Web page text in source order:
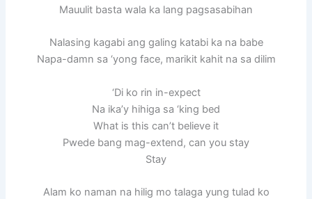
Mauulit basta wala ka lang pagsasabihan
Nalasing kagabi ang galing katabi ka na babe
Napa-damn sa ‘yong face, marikit kahit na sa dilim
‘Di ko rin in-expect
Na ika’y hihiga sa ‘king bed
What is this can’t believe it
Pwede bang mag-extend, can you stay
Stay
Alam ko naman na hilig mo talaga yung tulad ko